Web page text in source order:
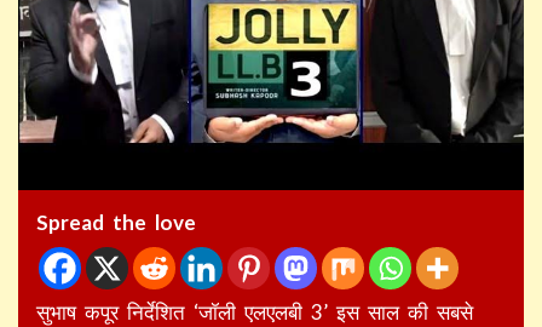
Spread the love
सुभाष कपूर निर्देशित ‘जॉली एलएलबी 3’ इस साल की सबसे